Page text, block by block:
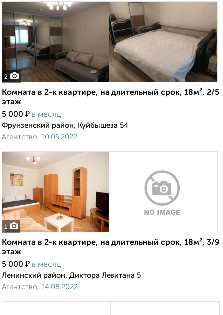
2
Комната в 2-к квартире, на длительный срок, 18м², 2/5
этаж
5 000 ₽ в месяц
Фрунзенский район, Куйбышева 54
Агентство, 10.05.2022
1
Комната в 2-к квартире, на длительный срок, 18м², 3/9
этаж
5 000 ₽ в месяц
Ленинский район, Диктора Левитана 5
Агентство, 14.08.2022